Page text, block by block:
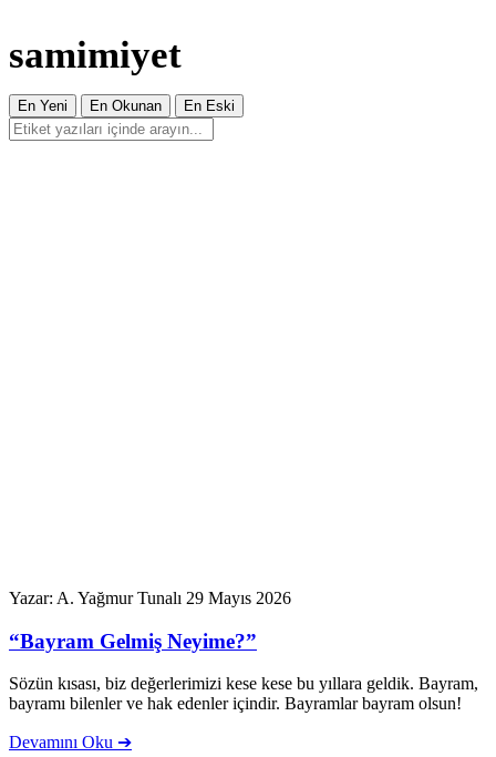
samimiyet
En Yeni En Okunan En Eski
Yazar: A. Yağmur Tunalı 29 Mayıs 2026
“Bayram Gelmiş Neyime?”
Sözün kısası, biz değerlerimizi kese kese bu yıllara geldik. Bayram,
bayramı bilenler ve hak edenler içindir. Bayramlar bayram olsun!
Devamını Oku ➔